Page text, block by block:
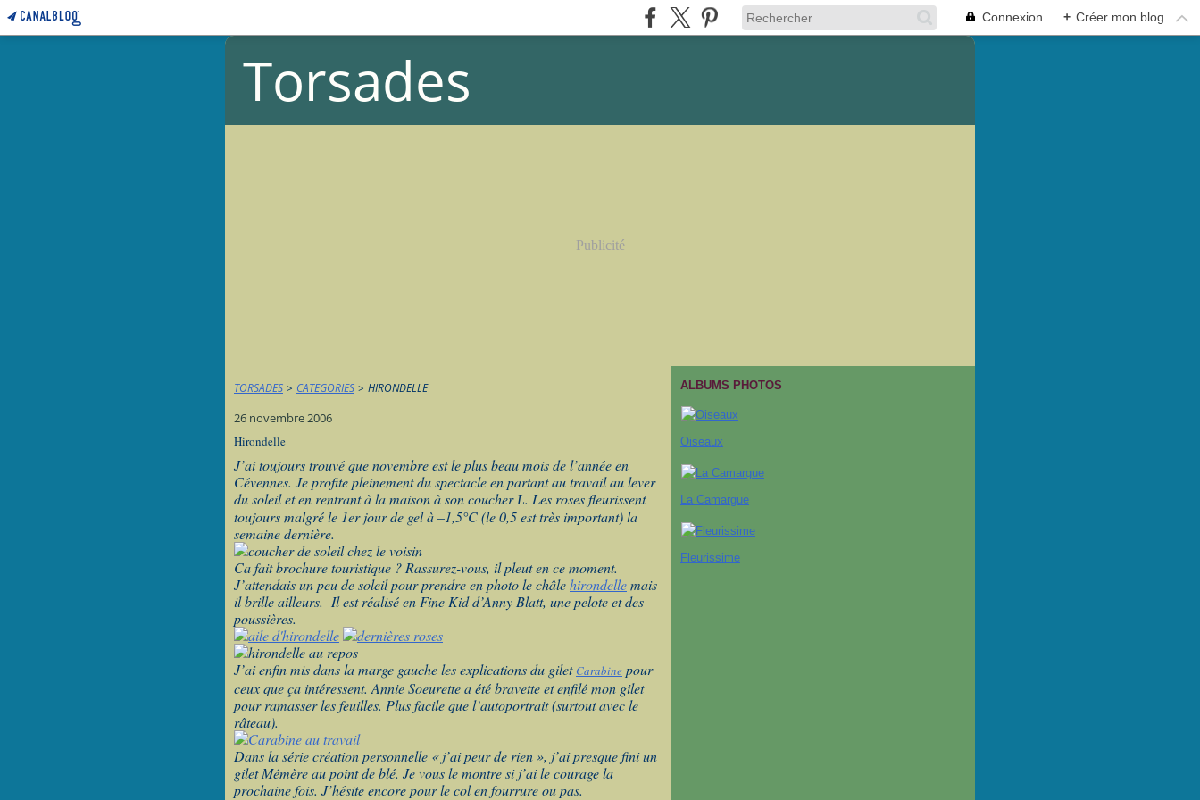
Connexion + Créer mon blog
Torsades
Publicité
TORSADES > CATEGORIES > HIRONDELLE
26 novembre 2006
Hirondelle
J’ai toujours trouvé que novembre est le plus beau mois de l’année en
Cévennes. Je profite pleinement du spectacle en partant au travail au lever
du soleil et en rentrant à la maison à son coucher L. Les roses fleurissent
toujours malgré le 1erjour de gel à –1,5°C (le 0,5 est très important) la
semaine dernière.
Ca fait brochure touristique ? Rassurez-vous, il pleut en ce moment.
J’attendais un peu de soleil pour prendre en photo le châlehirondellemais
il brille ailleurs. Il est réalisé en Fine Kid d’Anny Blatt, une pelote et des
poussières.
J’ai enfin mis dans la marge gauche les explications du gilet Carabine pour
ceux que ça intéressent. Annie Soeurette a été bravette et enfilé mon gilet
pour ramasser les feuilles. Plus facile que l’autoportrait (surtout avec le
râteau).
Dans la série création personnelle « j’ai peur de rien », j’ai presque fini un
gilet Mémère au point de blé. Je vous le montre si j’ai le courage la
prochaine fois. J’hésite encore pour le col en fourrure ou pas.
ALBUMS PHOTOS
Oiseaux
La Camargue
Fleurissime